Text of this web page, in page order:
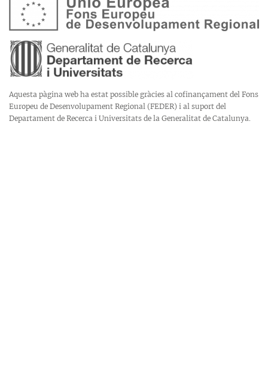
Aquesta pàgina web ha estat possible gràcies al cofinançament del Fons
Europeu de Desenvolupament Regional (FEDER) i al suport del
Departament de Recerca i Universitats de la Generalitat de Catalunya.